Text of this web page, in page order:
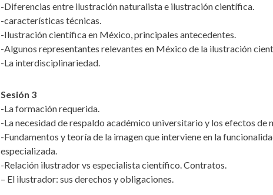
-Diferencias entre ilustración naturalista e ilustración científica.
-características técnicas.
-Ilustración científica en México, principales antecedentes.
-Algunos representantes relevantes en México de la ilustración
-La interdisciplinariedad.
Sesión 3
-La formación requerida.
-La necesidad de respaldo académico universitario y los efectos de
-Fundamentos y teoría de la imagen que interviene en la
especializada.
-Relación ilustrador vs especialista científico. Contratos.
– El ilustrador: sus derechos y obligaciones.